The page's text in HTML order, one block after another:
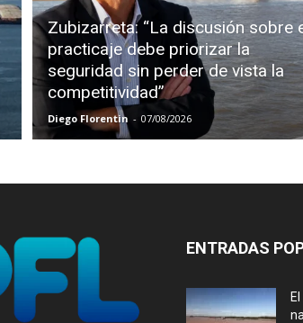
Zubizarreta: “La discusión sobre
practicaje debe priorizar la
seguridad sin perder de vista la
competitividad”
Diego Florentin - 07/08/2026
ENTRADAS